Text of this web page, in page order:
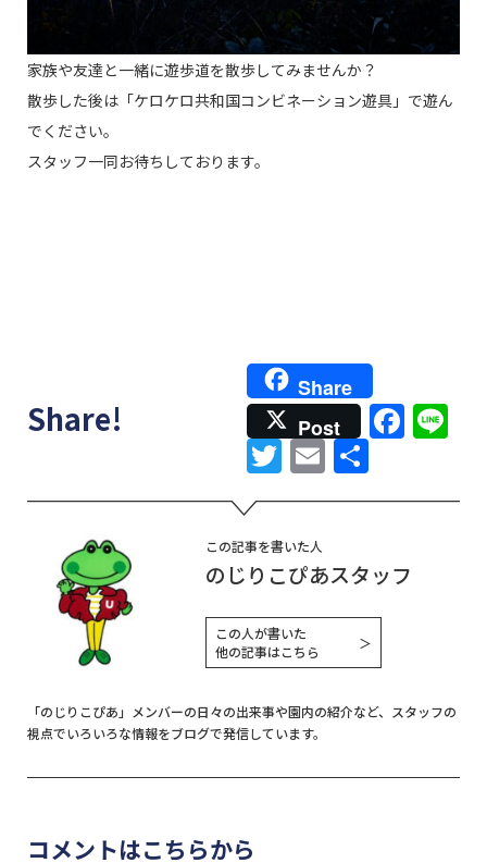
家族や友達と一緒に遊歩道を散歩してみませんか？
散歩した後は「ケロケロ共和国コンビネーション遊具」で遊ん
でください。
スタッフ一同お待ちしております。
Share!
Share
Post
Twitter
Email
共
有
この記事を書いた人
のじりこぴあスタッフ
この人が書いた
他の記事はこちら
＞
「のじりこぴあ」メンバーの日々の出来事や園内の紹介など、スタッフの
視点でいろいろな情報をブログで発信しています。
コメントはこちらから